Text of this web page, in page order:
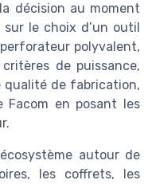
décision au moment
le choix d’un outil
polyvalent,
de puissance,
qualité de fabrication,
Facom en posant les
autour de
les coffrets, les